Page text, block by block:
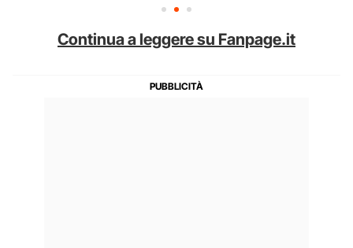
Continua a leggere su Fanpage.it